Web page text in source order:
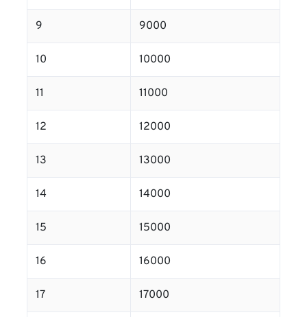
9 9000
10 10000
11 11000
12 12000
13 13000
14 14000
15 15000
16 16000
17 17000